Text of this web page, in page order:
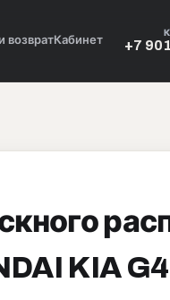
возвратКабинет +7
KIA